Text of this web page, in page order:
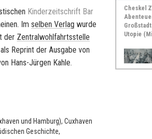
Kin­der­zeit­schrift Bar
Im sel­ben Ver­lag wurde
der Zen­tral­wohl­fahrts­stel­le
als Re­print der Aus­ga­be von
Hans-​Jürgen Kahle.
und Hamburg), Cuxhaven
Geschichte,
Cheskel
Utopie